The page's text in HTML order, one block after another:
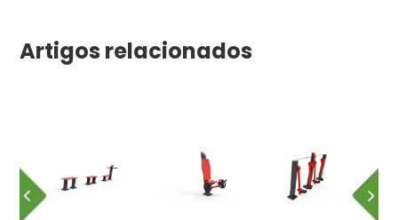
Artigos relacionados